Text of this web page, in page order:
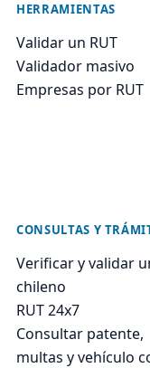
HERRAMIENTAS
Validar un RUT
Validador masivo
Empresas por RUT
CONSULTAS Y
Verificar y validar
chileno
RUT 24x7
Consultar patente,
multas y vehículo